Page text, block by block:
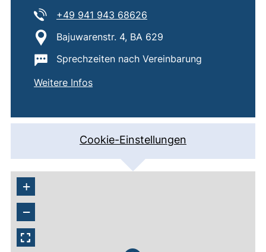
Tel:
+49 941 943 68626
Standort:
Bajuwarenstr. 4, BA 629
Wichtige Informationen:
Sprechzeiten nach Vereinbarung
Weitere Infosvon
Lehrstuhl für Data Engineering
Cookie-Einstellungen
+
−